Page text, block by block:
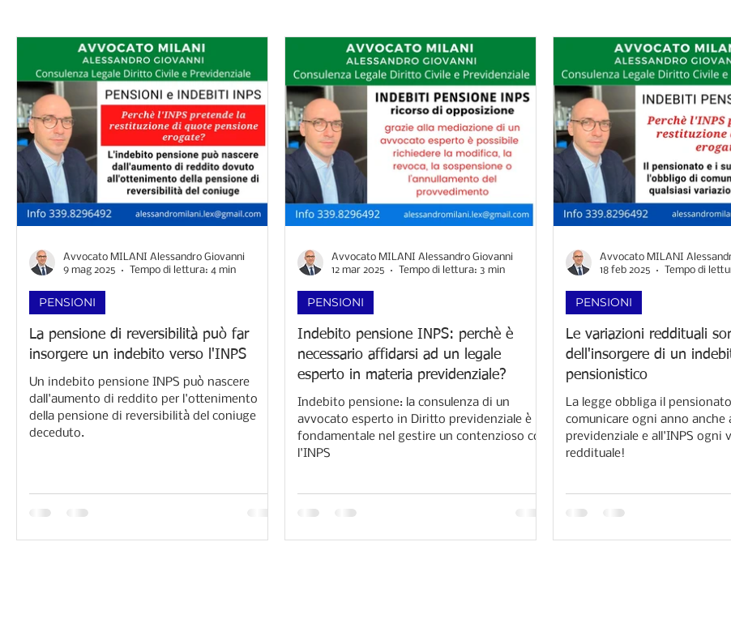
La pensione di reversibilità può far
insorgere un indebito verso l'INPS
Un indebito pensione INPS può nascere
dall'aumento di reddito per l'ottenimento
della pensione di reversibilità del coniuge
deceduto.
PENSIONI
Avvocato MILANI Alessandro Giovanni
9 mag 2025
Tempo di lettura: 4 min
Indebito pensione INPS: perchè è
necessario affidarsi ad un legale
esperto in materia previdenziale?
Indebito pensione: la consulenza di un
avvocato esperto in Diritto previdenziale è
fondamentale nel gestire un contenzioso con
l'INPS
PENSIONI
Avvocato MILANI Alessandro Giovanni
12 mar 2025
Tempo di lettura: 3 min
Le variazioni reddituali
dell'insorgere di un
pensionistico
La legge obbliga il pensionato
comunicare ogni anno anche
previdenziale e all'INPS ogni
reddituale!​
PENSIONI
Avvocato MILANI
18 feb 2025
Tempo di